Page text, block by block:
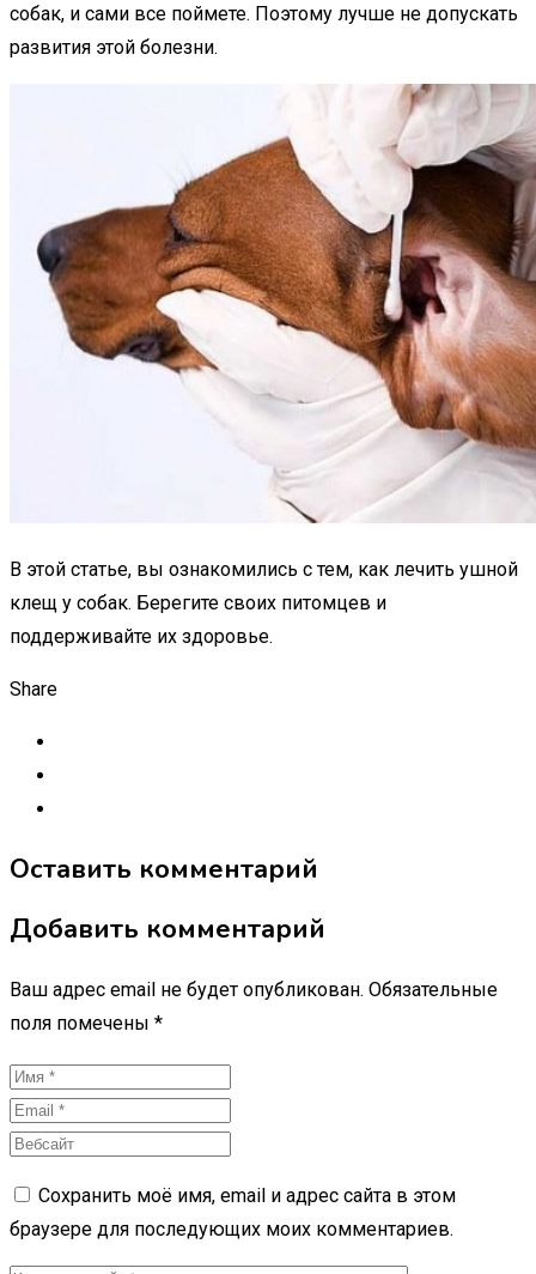
собак, и сами все поймете. Поэтому лучше не допускать
развития этой болезни.
В этой статье, вы ознакомились с тем, как лечить ушной
клещ у собак. Берегите своих питомцев и
поддерживайте их здоровье.
Share
Оставить комментарий
Добавить комментарий
Ваш адрес email не будет опубликован. Обязательные
поля помечены *
Сохранить моё имя, email и адрес сайта в этом
браузере для последующих моих комментариев.